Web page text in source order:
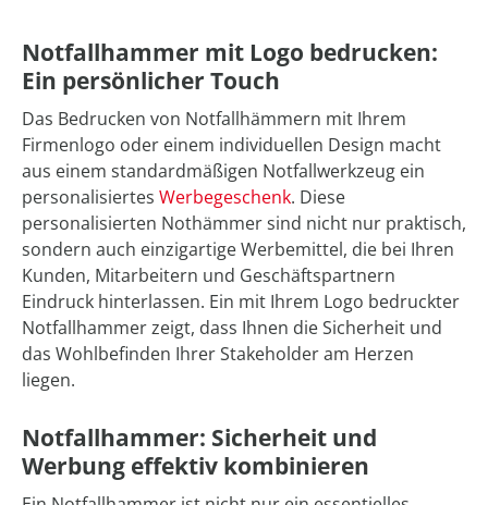
Notfallhammer mit Logo bedrucken:
Ein persönlicher Touch
Das Bedrucken von Notfallhämmern mit Ihrem
Firmenlogo oder einem individuellen Design macht
aus einem standardmäßigen Notfallwerkzeug ein
personalisiertes Werbegeschenk. Diese
personalisierten Nothämmer sind nicht nur praktisch,
sondern auch einzigartige Werbemittel, die bei Ihren
Kunden, Mitarbeitern und Geschäftspartnern
Eindruck hinterlassen. Ein mit Ihrem Logo bedruckter
Notfallhammer zeigt, dass Ihnen die Sicherheit und
das Wohlbefinden Ihrer Stakeholder am Herzen
liegen.
Notfallhammer: Sicherheit und
Werbung effektiv kombinieren